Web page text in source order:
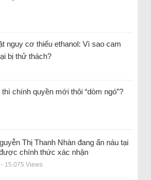
nguy cơ thiếu ethanol: Vì sao cam
bị thử thách?
chính quyền mới thôi “dòm ngó”?
Thị Thanh Nhàn đang ẩn náu tại
chính thức xác nhận
- 15.075 Views